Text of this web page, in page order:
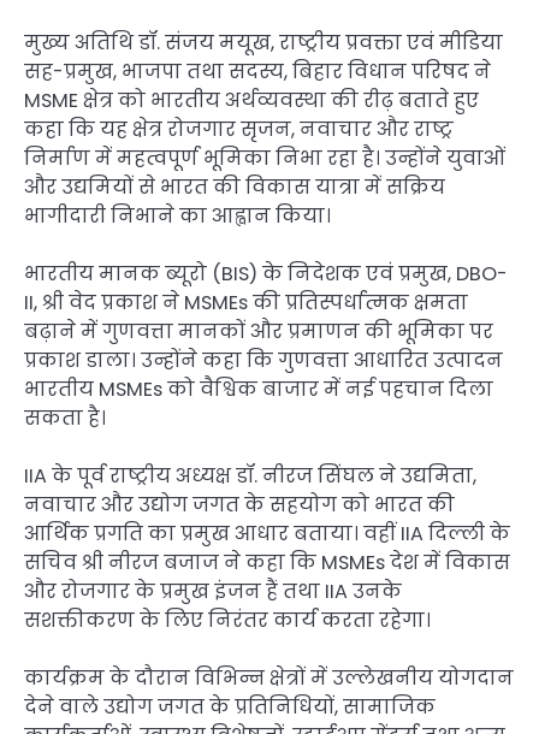
मुख्य अतिथि डॉ. संजय मयूख, राष्ट्रीय प्रवक्ता एवं मीडिया
सह-प्रमुख, भाजपा तथा सदस्य, बिहार विधान परिषद ने
MSME क्षेत्र को भारतीय अर्थव्यवस्था की रीढ़ बताते हुए
कहा कि यह क्षेत्र रोजगार सृजन, नवाचार और राष्ट्र
निर्माण में महत्वपूर्ण भूमिका निभा रहा है। उन्होंने युवाओं
और उद्यमियों से भारत की विकास यात्रा में सक्रिय
भागीदारी निभाने का आह्वान किया।
भारतीय मानक ब्यूरो (BIS) के निदेशक एवं प्रमुख, DBO-
II, श्री वेद प्रकाश ने MSMEs की प्रतिस्पर्धात्मक क्षमता
बढ़ाने में गुणवत्ता मानकों और प्रमाणन की भूमिका पर
प्रकाश डाला। उन्होंने कहा कि गुणवत्ता आधारित उत्पादन
भारतीय MSMEs को वैश्विक बाजार में नई पहचान दिला
सकता है।
IIA के पूर्व राष्ट्रीय अध्यक्ष डॉ. नीरज सिंघल ने उद्यमिता,
नवाचार और उद्योग जगत के सहयोग को भारत की
आर्थिक प्रगति का प्रमुख आधार बताया। वहीं IIA दिल्ली के
सचिव श्री नीरज बजाज ने कहा कि MSMEs देश में विकास
और रोजगार के प्रमुख इंजन हैं तथा IIA उनके
सशक्तीकरण के लिए निरंतर कार्य करता रहेगा।
कार्यक्रम के दौरान विभिन्न क्षेत्रों में उल्लेखनीय योगदान
देने वाले उद्योग जगत के प्रतिनिधियों, सामाजिक